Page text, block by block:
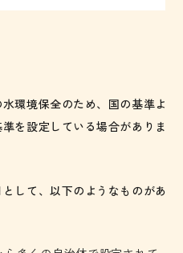
環境保全のため、国の基準よ
を設定している場合がありま
して、以下のようなものがあ